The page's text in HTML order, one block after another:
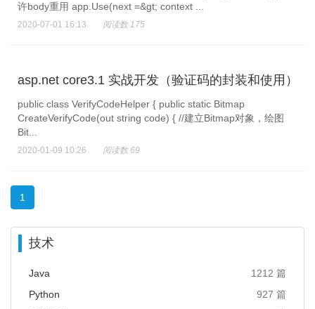
许body重用 app.Use(next =&gt; context ...
2020-07-01 16:13 阅读数 175
asp.net core3.1 实战开发（验证码的封装和使用）
public class VerifyCodeHelper { public static Bitmap
CreateVerifyCode(out string code) { //建立Bitmap对象，绘图
Bit...
2020-01-09 10:26 阅读数 69
1
技术
Java
1212 篇
Python
927 篇